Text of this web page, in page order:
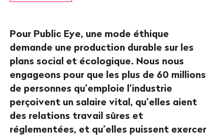
Pour Public Eye, une mode éthique
demande une production durable sur les
plans social et écologique. Nous nous
engageons pour que les plus de 60 millions
de personnes qu’emploie l’industrie
perçoivent un salaire vital, qu’elles aient
des relations travail sûres et
réglementées, et qu’elles puissent exercer